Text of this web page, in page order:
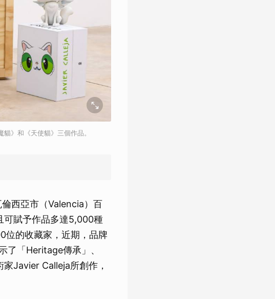
》和《天使貓》三個作品。
西亞市（Valencia）百
可賦予作品多達5,000種
位的收藏家，近期，品牌
了「Heritage傳承」、
Javier Calleja所創作，